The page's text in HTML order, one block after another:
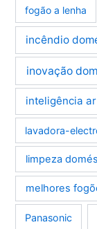
fogão a lenha
incêndio
inovação
inteligência
lavadora-
limpeza
melhores
Panasonic